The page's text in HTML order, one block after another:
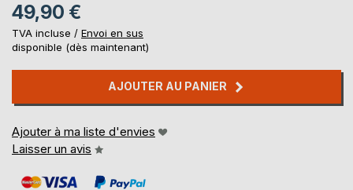
49,90 €
TVA incluse / Envoi en sus
disponible (dès maintenant)
AJOUTER AU PANIER
Ajouter à ma liste d'envies
Laisser un avis